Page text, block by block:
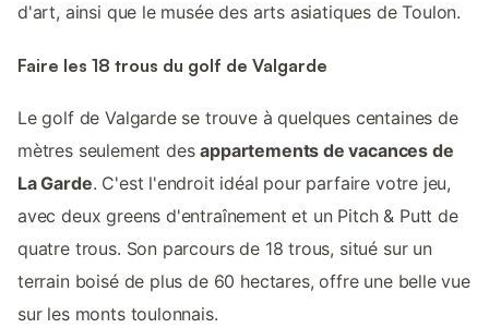
d'art, ainsi que le musée des arts asiatiques de Toulon.
Faire les 18 trous du golf de Valgarde
Le golf de Valgarde se trouve à quelques centaines de
mètres seulement desappartements de vacances de
La Garde. C'est l'endroit idéal pour parfaire votre jeu,
avec deux greens d'entraînement et un Pitch & Putt de
quatre trous. Son parcours de 18 trous, situé sur un
terrain boisé de plus de 60 hectares, offre une belle vue
sur les monts toulonnais.